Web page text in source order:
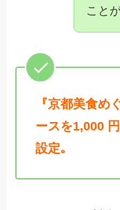
こと
『京都美食め
ースを1,000
設定｡